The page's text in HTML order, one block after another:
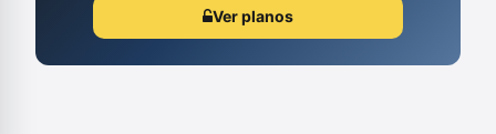
Ver planos